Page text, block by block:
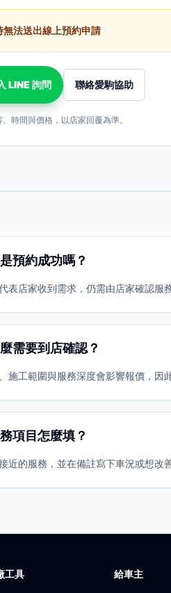
無法送出線上預約申請
LINE 詢問 聯絡愛駒協助
時間與價格，以店家回覆為準。
預約成功嗎？
表店家收到需求，仍需由店家確認服
需要到店確認？
施工範圍與服務深度會影響報價，因
項目怎麼填？
近的服務，並在備註寫下車況或想改
工具 給車主